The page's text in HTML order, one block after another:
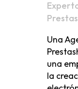
Una
una
la